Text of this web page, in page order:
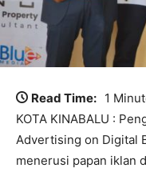
Read Time: 1
KOTA KINABALU :
Advertising on Digital
menerusi papan iklan